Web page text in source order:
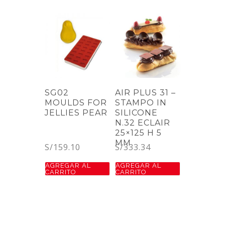
SG02
MOULDS FOR
JELLIES PEAR
S/159.10
AGREGAR AL
CARRITO
AIR PLUS 31 –
STAMPO IN
SILICONE
N.32 ECLAIR
25×125 H 5
MM
S/333.34
AGREGAR AL
CARRITO